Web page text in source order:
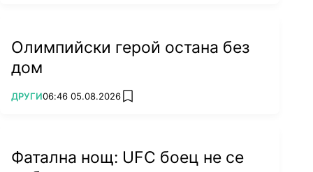
Олимпийски герой остана без
дом
ПОВЕЧЕ ОТ
ДРУГИ06:46 05.08.2026 add favorites
Фатална нощ: UFC боец не се